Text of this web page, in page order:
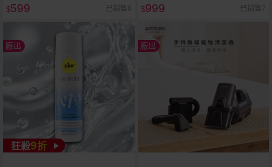
$599 已銷售8 $999 已銷售7
廠出
狂殺9折
廠出